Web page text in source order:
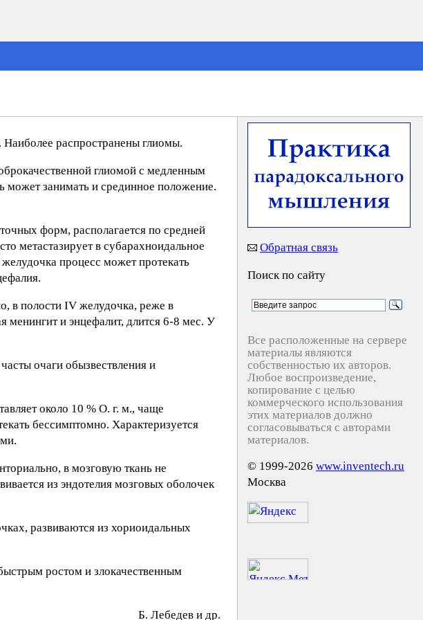
Наиболее распространены глиомы.
глиомой с медленным
занимать и срединное положение.
форм, располагается по средней
метастазирует в субарахноидальное
процесс может протекать
в полости IV желудочка, реже в
и энцефалит, длится 6-8 мес. У
очаги обызвествления и
около 10 % О. г. м., чаще
бессимптомно. Характеризуется
в мозговую ткань не
из эндотелия мозговых оболочек
развиваются из хориоидальных
ростом и злокачественным
Б. Лeбeдeв и др.
Обратная связь
Поиск по сайту
Все расположенные на сервере
материалы являются
собственностью их авторов.
Любое воспроизведение,
копирование с целью
коммерческого использования
этих материалов должно
согласовываться с авторами
материалов.
© 1999-2026 www.inventech.ru
Москва